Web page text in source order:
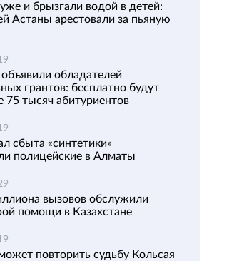
и брызгали водой в детей:
Астаны арестовали за пьяную
объявили обладателей
грантов: бесплатно будут
75 тысяч абитуриентов
сбыта «синтетики»
полицейские в Алматы
вызовов обслужили
помощи в Казахстане
повторить судьбу Кольсая